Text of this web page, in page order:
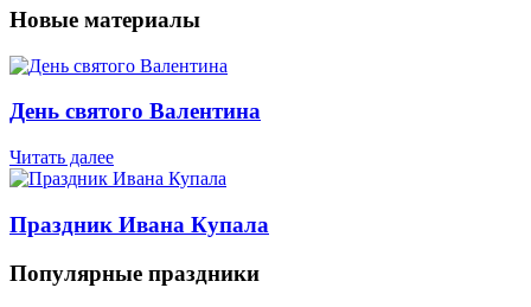
Новые материалы
День святого Валентина
Читать далее
Праздник Ивана Купала
Популярные праздники